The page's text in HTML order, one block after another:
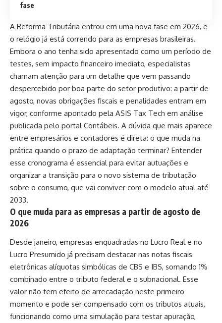
fase
A Reforma Tributária entrou em uma nova fase em 2026, e
o relógio já está correndo para as empresas brasileiras.
Embora o ano tenha sido apresentado como um período de
testes, sem impacto financeiro imediato, especialistas
chamam atenção para um detalhe que vem passando
despercebido por boa parte do setor produtivo: a partir de
agosto, novas obrigações fiscais e penalidades entram em
vigor, conforme apontado pela ASIS Tax Tech em análise
publicada pelo portal Contábeis. A dúvida que mais aparece
entre empresários e contadores é direta: o que muda na
prática quando o prazo de adaptação terminar? Entender
esse cronograma é essencial para evitar autuações e
organizar a transição para o novo sistema de tributação
sobre o consumo, que vai conviver com o modelo atual até
2033.
O que muda para as empresas a partir de agosto de
2026
Desde janeiro, empresas enquadradas no Lucro Real e no
Lucro Presumido já precisam destacar nas notas fiscais
eletrônicas alíquotas simbólicas de CBS e IBS, somando 1%
combinado entre o tributo federal e o subnacional. Esse
valor não tem efeito de arrecadação neste primeiro
momento e pode ser compensado com os tributos atuais,
funcionando como uma simulação para testar apuração,